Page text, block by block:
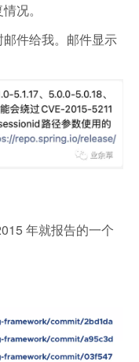
况。
件给我。邮件显示
年就报告的一个